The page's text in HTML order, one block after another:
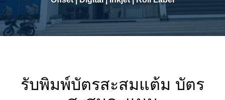
รับพิมพ์บัตรสะสมแต้ม บัตร